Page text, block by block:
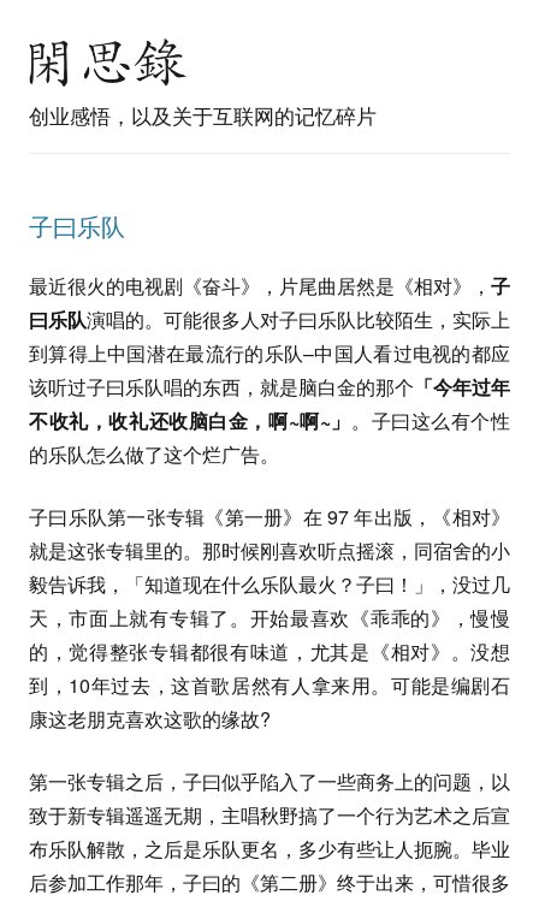
创业感悟，以及关于互联网的记忆碎片
子曰乐队
最近很火的电视剧《奋斗》，片尾曲居然是《相对》， 子
曰乐队演唱的。可能很多人对子曰乐队比较陌生，实际上
到算得上中国潜在最流行的乐队–中国人看过电视的都应
该听过子曰乐队唱的东西，就是脑白金的那个 「今年过年
不收礼，收礼还收脑白金，啊~啊~」 。子曰这么有个性
的乐队怎么做了这个烂广告。
子曰乐队第一张专辑《第一册》在 97 年出版，《相对》
就是这张专辑里的。那时候刚喜欢听点摇滚，同宿舍的小
毅告诉我，「知道现在什么乐队最火？子曰！」，没过几
天，市面上就有专辑了。开始最喜欢《乖乖的》，慢慢
的，觉得整张专辑都很有味道，尤其是《相对》。没想
到，10年过去，这首歌居然有人拿来用。可能是编剧石
康这老朋克喜欢这歌的缘故?
第一张专辑之后，子曰似乎陷入了一些商务上的问题，以
致于新专辑遥遥无期，主唱秋野搞了一个行为艺术之后宣
布乐队解散，之后是乐队更名，多少有些让人扼腕。毕业
后参加工作那年，子曰的《第二册》终于出来，可惜很多